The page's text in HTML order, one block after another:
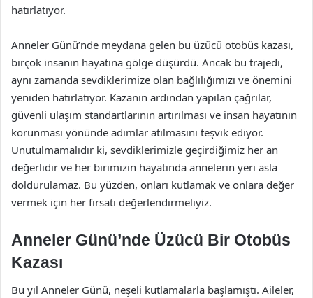
hatırlatıyor.
Anneler Günü’nde meydana gelen bu üzücü otobüs kazası,
birçok insanın hayatına gölge düşürdü. Ancak bu trajedi,
aynı zamanda sevdiklerimize olan bağlılığımızı ve önemini
yeniden hatırlatıyor. Kazanın ardından yapılan çağrılar,
güvenli ulaşım standartlarının artırılması ve insan hayatının
korunması yönünde adımlar atılmasını teşvik ediyor.
Unutulmamalıdır ki, sevdiklerimizle geçirdiğimiz her an
değerlidir ve her birimizin hayatında annelerin yeri asla
doldurulamaz. Bu yüzden, onları kutlamak ve onlara değer
vermek için her fırsatı değerlendirmeliyiz.
Anneler Günü’nde Üzücü Bir Otobüs
Kazası
Bu yıl Anneler Günü, neşeli kutlamalarla başlamıştı. Aileler,